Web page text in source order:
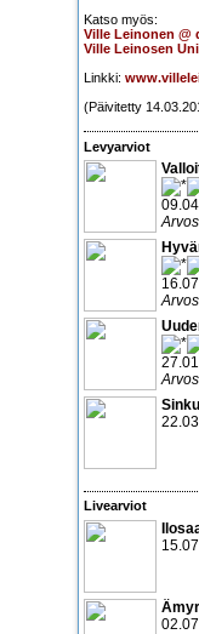
Katso myös:
Ville Leinonen @
Ville Leinosen
Linkki:
(Päivitetty
Levyarviot
Livearviot